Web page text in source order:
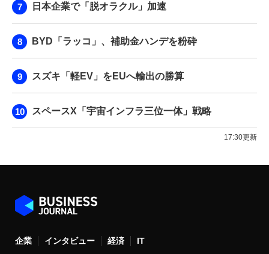
日本企業で「脱オラクル」加速
BYD「ラッコ」、補助金ハンデを粉砕
スズキ「軽EV」をEUへ輸出の勝算
スペースX「宇宙インフラ三位一体」戦略
17:30更新
企業 インタビュー 経済 IT